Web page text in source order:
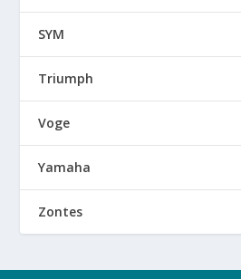
SYM
Triumph
Voge
Yamaha
Zontes